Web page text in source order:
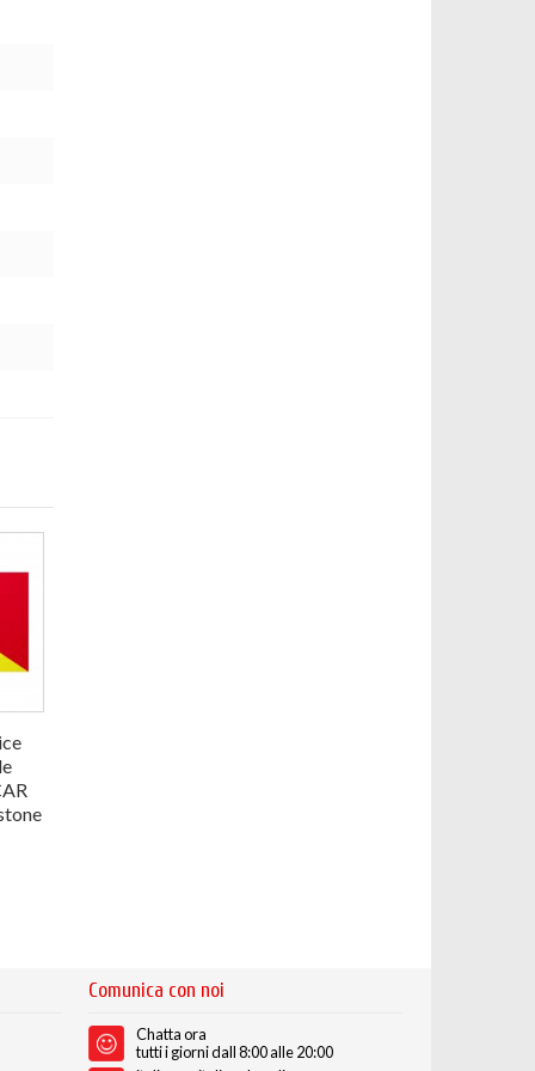
Comunica con noi
Chatta ora
tutti i giorni dall 8:00 alle 20:00